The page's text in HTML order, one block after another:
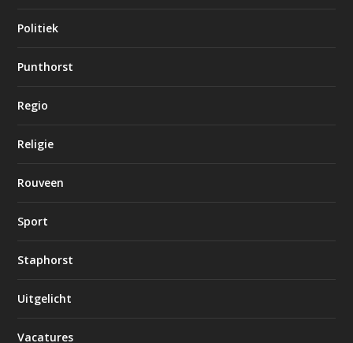
Politiek
Punthorst
Regio
Religie
Rouveen
Sport
Staphorst
Uitgelicht
Vacatures